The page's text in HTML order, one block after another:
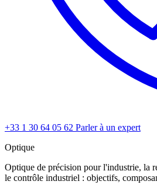
+33 1 30 64 05 62 Parler à un expert
Optique
Optique de précision pour l'industrie, la
le contrôle industriel : objectifs,